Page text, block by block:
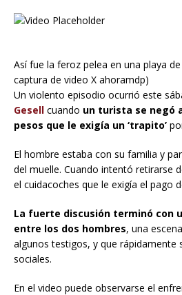
Así fue la feroz pelea en una playa de
captura de video X ahoramdp)
Un violento episodio ocurrió este
Gesell cuando un turista se negó
pesos que le exigía un ‘trapito’
El hombre estaba con su familia y
del muelle. Cuando intentó retirarse
el cuidacoches que le exigía el pago
La fuerte discusión terminó con
entre los dos hombres, una
algunos testigos, y que rápidamente
sociales.
En el video puede observarse el